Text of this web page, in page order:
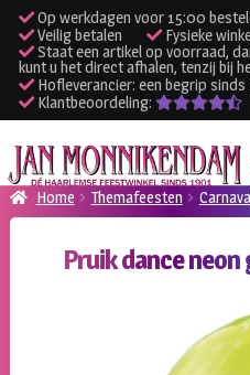
Op werkdagen voor 15:00
Veilig betalen
Fysieke
Staat een artikel op voorraad,
kunt u het direct afhalen, tenzij bij
Hofleverancier: een begrip sinds
Klantbeoordeling:
Ga
door
naar
Ga
naar
de Home Themafeesten
Pruik dance neon